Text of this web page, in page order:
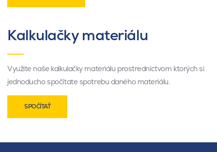
Kalkulačky materiálu
Využite naše kalkulačky materiálu prostredníctvom ktorých si
jednoducho spočítate spotrebu daného materiálu.
SPOČÍTAŤ